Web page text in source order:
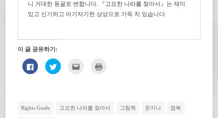
니 거대한 동굴로 변합니다. 『고요한 나라를 찾아서』는 재미
있고 신기하고 아기자기한 상상으로 가득 차 있습니다.
이 글 공유하기:
페
이
하
려
트
위
기
(새
편
으
서
열
Rights Guide 고요한 나라를 찾아서 그림책 문지나 앱북